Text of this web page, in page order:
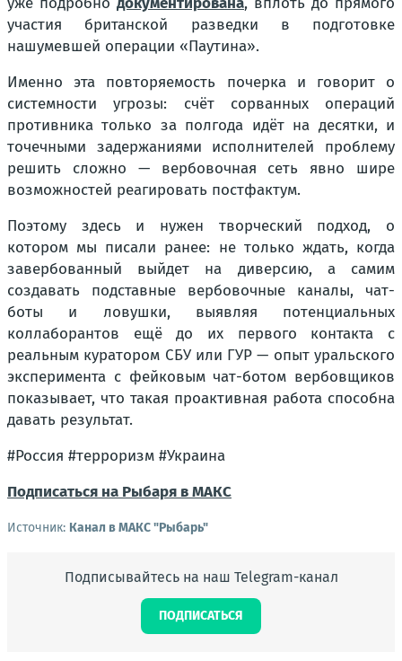
участия британской разведки в подготовке
нашумевшей операции «Паутина».
Именно эта повторяемость почерка и говорит о
системности угрозы: счёт сорванных операций
противника только за полгода идёт на десятки, и
точечными задержаниями исполнителей проблему
решить сложно — вербовочная сеть явно шире
возможностей реагировать постфактум.
Поэтому здесь и нужен творческий подход, о
котором мы писали ранее: не только ждать, когда
завербованный выйдет на диверсию, а самим
создавать подставные вербовочные каналы, чат-
боты и ловушки, выявляя потенциальных
коллаборантов ещё до их первого контакта с
реальным куратором СБУ или ГУР — опыт уральского
эксперимента с фейковым чат-ботом вербовщиков
показывает, что такая проактивная работа способна
давать результат.
#Россия #терроризм #Украина
Подписаться на Рыбаря в МАКС
Источник: Канал в МАКС "Рыбарь"
Подписывайтесь на наш Telegram-канал
ПОДПИСАТЬСЯ